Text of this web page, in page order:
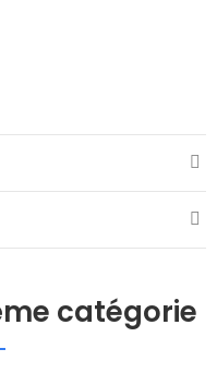
catégorie